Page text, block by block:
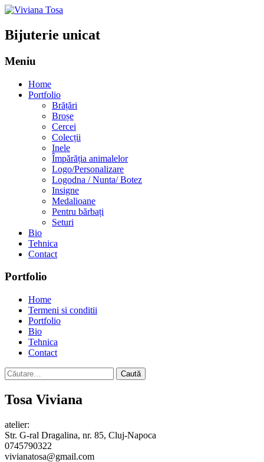
Bijuterie unicat
Meniu
Home
Portfolio
Brățări
Broșe
Cercei
Colecții
Inele
Împărăția animalelor
Logo/Personalizare
Logodna / Nunta/ Botez
Insigne
Medalioane
Pentru bărbați
Seturi
Bio
Tehnica
Contact
Portfolio
Home
Termeni si conditii
Portfolio
Bio
Tehnica
Contact
Caută
după:
Tosa Viviana
atelier:
Str. G-ral Dragalina, nr. 85, Cluj-Napoca
0745790322
vivianatosa@gmail.com